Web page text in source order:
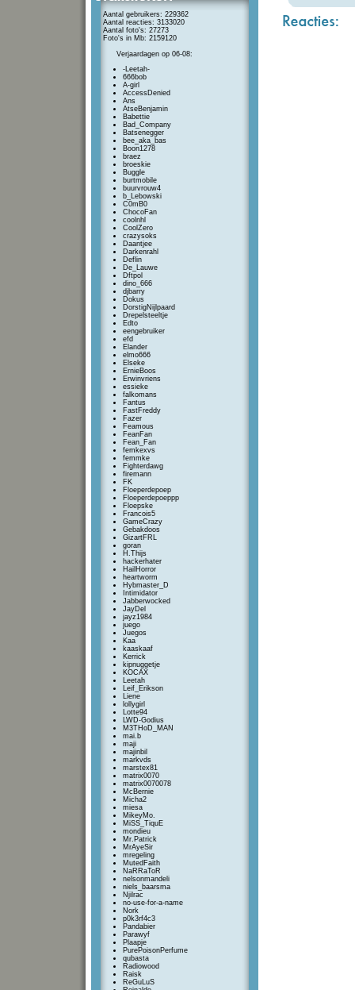
Aantal gebruikers: 229362
Aantal reacties: 3133020
Aantal foto's: 27273
Foto's in Mb: 2159120
Verjaardagen op 06-08:
-Leetah-
666bob
A-girl
AccessDenied
Ans
AtseBenjamin
Babettie
Bad_Company
Batsenegger
bee_aka_bas
Boon1278
braez
broeskie
Buggle
burtmobile
buurvrouw4
b_Lebowski
C0mB0
ChocoFan
coolnhl
CoolZero
crazysoks
Daantjee
Darkenrahl
Deflin
De_Lauwe
Dftpol
dino_666
djbarry
Dokus
DorstigNijlpaard
Drepelsteeltje
Edto
eengebruiker
efd
Elander
elmo666
Elseke
ErnieBoos
Erwinvriens
essieke
falkomans
Fantus
FastFreddy
Fazer
Feamous
FeanFan
Fean_Fan
femkexvs
femmke
Fighterdawg
firemann
FK
Floeperdepoep
Floeperdepoeppp
Floepske
Francois5
GameCrazy
Gebakdoos
GizartFRL
goran
H.Thijs
hackerhater
HailHorror
heartworm
Hybmaster_D
Intimidator
Jabberwocked
JayDel
jayz1984
juego
Juegos
Kaa
kaaskaaf
Kerrick
kipnuggetje
KOCAX
Leetah
Leif_Erikson
Liene
lollygirl
Lotte94
LWD-Godius
M3THoD_MAN
mai.b
maji
majinbil
markvds
marstex81
matrix0070
matrix0070078
McBernie
Micha2
miesa
MikeyMo.
MiSS_TiquE
mondieu
Mr.Patrick
MrAyeSir
mregeling
MutedFaith
NaRRaToR
nelsonmandeli
niels_baarsma
Njilrac
no-use-for-a-name
Nork
p0k3rf4c3
Pandabier
Parawyf
Plaapje
PurePoisonPerfume
qubasta
Radiowood
Raisk
ReGuLuS